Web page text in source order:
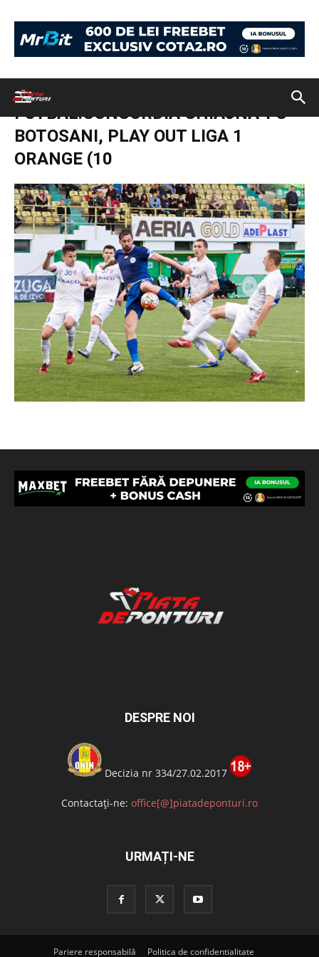
evenimente
FOTBAL:CONCORDIA CHIAJNA-FC BOTOSANI, PLAY OUT
LIGA 1 ORANGE (10
FOTBAL:CONCORDIA CHIAJNA-FC
BOTOSANI, PLAY OUT LIGA 1
ORANGE (10
DESPRE NOI
Decizia nr 334/27.02.2017
Contactați-ne: office[@]piatadeponturi.ro
URMAȚI-NE
Pariere responsabilă Politica de confidentialitate